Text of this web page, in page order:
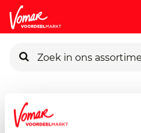
Pincode vergeten
Assortiment